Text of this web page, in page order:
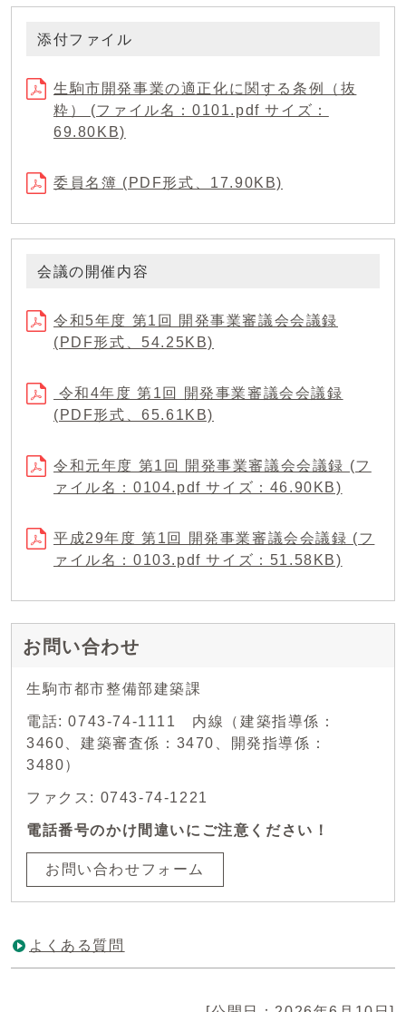
添付ファイル
生駒市開発事業の適正化に関する条例（抜
粋） (ファイル名：0101.pdf サイズ：
69.80KB)
委員名簿 (PDF形式、17.90KB)
会議の開催内容
令和5年度 第1回 開発事業審議会会議録
(PDF形式、54.25KB)
令和4年度 第1回 開発事業審議会会議録
(PDF形式、65.61KB)
令和元年度 第1回 開発事業審議会会議録 (フ
ァイル名：0104.pdf サイズ：46.90KB)
平成29年度 第1回 開発事業審議会会議録 (フ
ァイル名：0103.pdf サイズ：51.58KB)
お問い合わせ
生駒市都市整備部建築課
電話: 0743-74-1111 内線（建築指導係：
3460、建築審査係：3470、開発指導係：
3480）
ファクス: 0743-74-1221
電話番号のかけ間違いにご注意ください！
お問い合わせフォーム
よくある質問